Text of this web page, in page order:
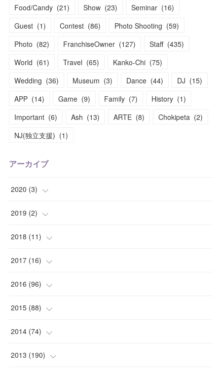
Food/Candy (21) Show (23) Seminar (16)
Guest (1) Contest (86) Photo Shooting (59)
Photo (82) FranchiseOwner (127) Staff (435)
World (61) Travel (65) Kanko-Chi (75)
Wedding (36) Museum (3) Dance (44) DJ (15)
APP (14) Game (9) Family (7) History (1)
Important (6) Ash (13) ARTE (8) Chokipeta (2)
NJ(独立支援) (1)
アーカイブ
2020 (3)
(1
( 1)
(1)
2019 (2)
( 1)
(1)
2018 (11)
(2)
(1)
(1)
(1)
( 3 )
2017 (16)
(1)
(2)
(1)
(3)
2016 (96)
(2)
(5)
(6)
2015 (88)
(4)
(7)
2014 (74)
(9)
2013 (190)